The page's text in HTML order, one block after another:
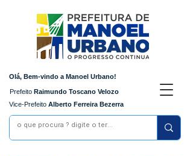
Olá, Bem-vindo a Manoel Urbano!
Prefeito Raimundo Toscano Velozo
Vice-Prefeito Alberto Ferreira Bezerra